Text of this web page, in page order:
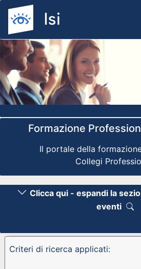
Previous
Formazione
Il portale della
Collegi
Clicca qui - espandi la
eventi
Criteri di ricerca applicati: